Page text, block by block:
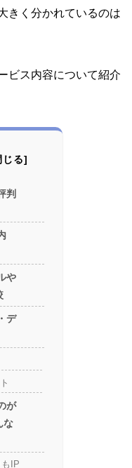
きく分かれているのは
ビス内容について紹介
判
や
デ
が
な
IP